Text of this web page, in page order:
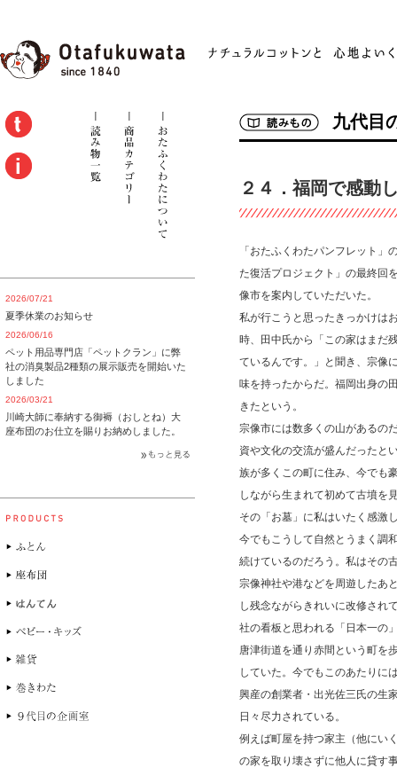
九代目
２４．福岡で感動
「おたふくわたパンフレット
た復活プロジェクト」の最終回
像市を案内していただいた。
私が行こうと思ったきっかけは
時、田中氏から「この家はまだ
ているんです。」と聞き、宗像
味を持ったからだ。福岡出身の
きたという。
宗像市には数多くの山があるの
資や文化の交流が盛んだったと
族が多くこの町に住み、今でも
しながら生まれて初めて古墳を
その「お墓」に私はいたく感激
今でもこうして自然とうまく調
続けているのだろう。私はその
宗像神社や港などを周遊したあ
し残念ながらきれいに改修され
社の看板と思われる「日本一の
唐津街道を通り赤間という町を
していた。今でもこのあたりに
興産の創業者・出光佐三氏の生
日々尽力されている。
例えば町屋を持つ家主（他にい
の家を取り壊さずに他人に貸す
2026/07/21
夏季休業のお知らせ
2026/06/16
ペット用品専門店「ペットクラン」に弊
社の消臭製品2種類の展示販売を開始いた
しました
2026/03/21
川崎大師に奉納する御褥（おしとね）大
座布団のお仕立を賜りお納めしました。